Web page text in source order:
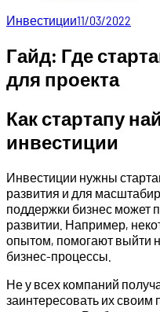
Инвестиции11/03/2022
Гайд: Где
для проекта
Как стартапу
инвестиции
Инвестиции нужны
развития и для
поддержки бизнес может
развитии. Например,
опытом, помогают выйти
бизнес-процессы.
Не у всех компаний
заинтересовать их своим